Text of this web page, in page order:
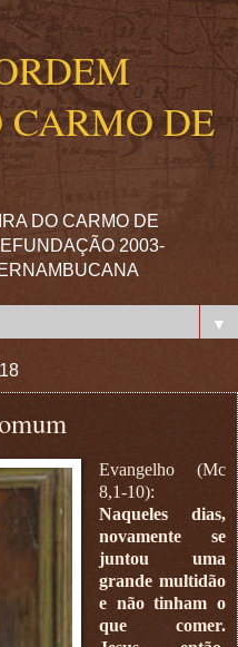
CARMO DE
DO CARMO DE
2003-
▼
Evangelho (Mc
8,1-10):
Naqueles dias,
novamente se
juntou uma
grande multidão
e não tinham o
que comer.